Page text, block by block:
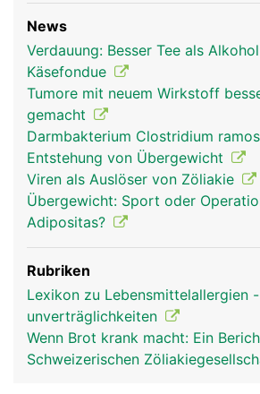
News
Verdauung: Besser Tee als
Käsefondue
Tumore mit neuem Wirkstoff
gemacht
Darmbakterium Clostridium
Entstehung von Übergewicht
Viren als Auslöser von Zöliakie
Übergewicht: Sport oder
Adipositas?
Rubriken
Lexikon zu Lebensmittelallergien
unverträglichkeiten
Wenn Brot krank macht: Ein
Schweizerischen